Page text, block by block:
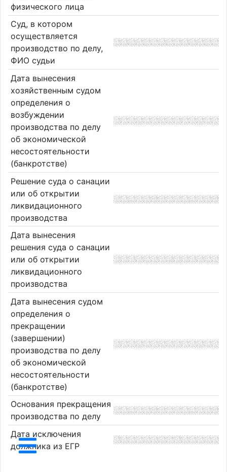
физического лица
Суд, в котором
осуществляется
производство по делу,
ФИО судьи
Дата вынесения
хозяйственным судом
определения о
возбуждении
производства по делу
об экономической
несостоятельности
(банкротстве)
Решение суда о санации
или об открытии
ликвидационного
производства
Дата вынесения
решения суда о санации
или об открытии
ликвидационного
производства
Дата вынесения судом
определения о
прекращении
(завершении)
производства по делу
об экономической
несостоятельности
(банкротстве)
Основания прекращения
производства по делу
Дата исключения
должника из ЕГР